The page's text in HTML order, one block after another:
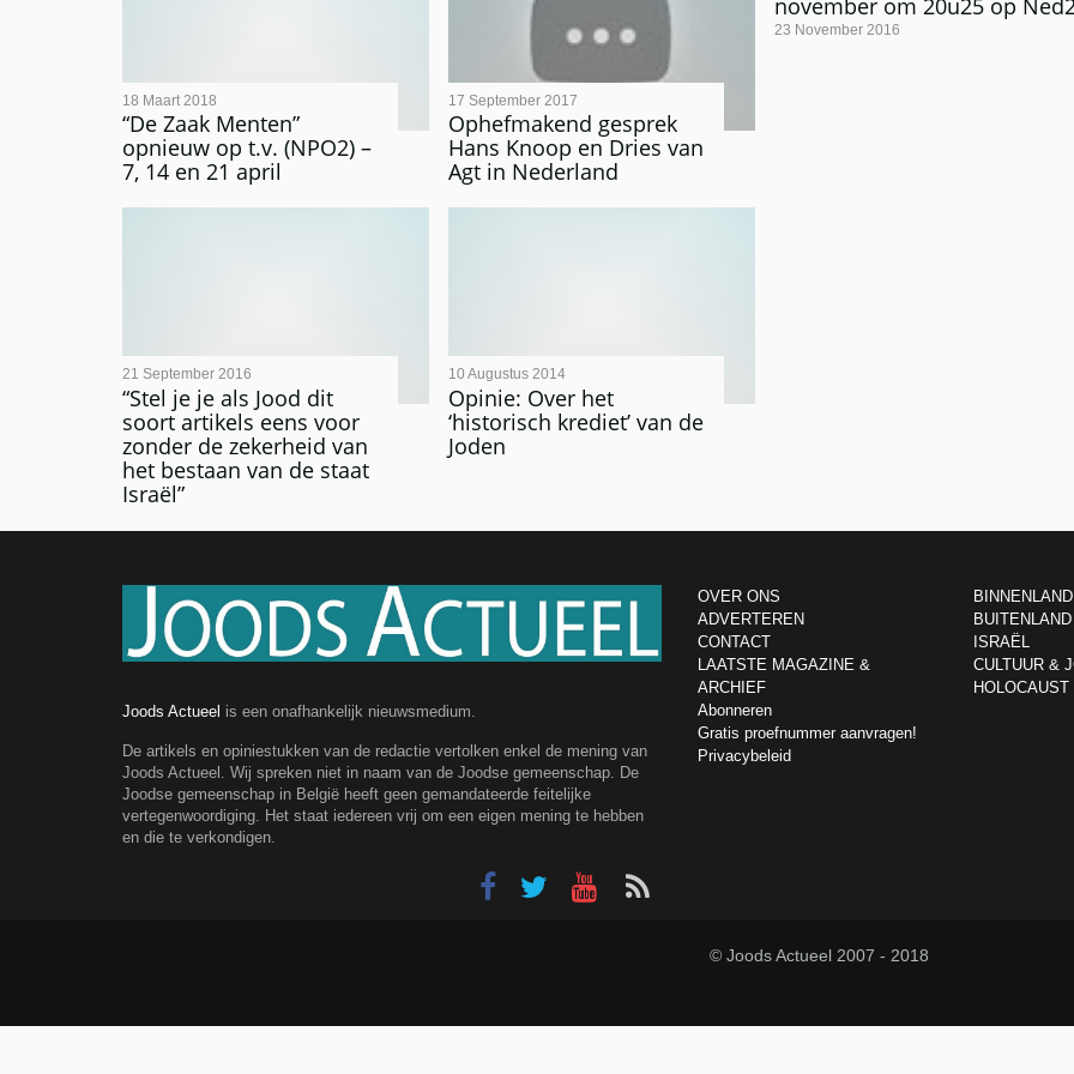
“De Zaak Menten”
opnieuw op t.v. (NPO2) –
7, 14 en 21 april
18 Maart 2018
Ophefmakend gesprek
Hans Knoop en Dries van
Agt in Nederland
17 September 2017
november om 20u25 op
23 November 2016
“Stel je je als Jood dit
soort artikels eens voor
zonder de zekerheid van
het bestaan van de staat
Israël”
21 September 2016
Opinie: Over het
‘historisch krediet’ van de
Joden
10 Augustus 2014
Joods Actueel is een onafhankelijk nieuwsmedium.
De artikels en opiniestukken van de redactie vertolken enkel de mening van
Joods Actueel. Wij spreken niet in naam van de Joodse gemeenschap. De
Joodse gemeenschap in België heeft geen gemandateerde feitelijke
vertegenwoordiging. Het staat iedereen vrij om een eigen mening te hebben
en die te verkondigen.
OVER ONS
ADVERTEREN
CONTACT
LAATSTE MAGAZINE &
ARCHIEF
Abonneren
Gratis proefnummer aanvragen!
Privacybeleid
BINNENLAND
BUITENLAND
ISRAËL
CULTUUR &
HOLOCAUST
© Joods Actueel 2007 - 2018